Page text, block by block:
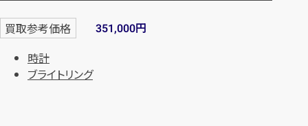
買取参考価格 351,000円
時計
ブライトリング